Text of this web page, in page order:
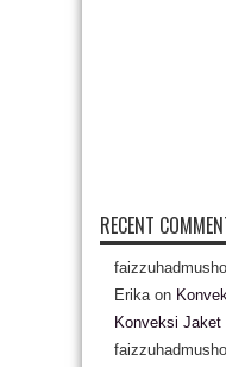
RECENT
Erikaon
Konveksi Jaket